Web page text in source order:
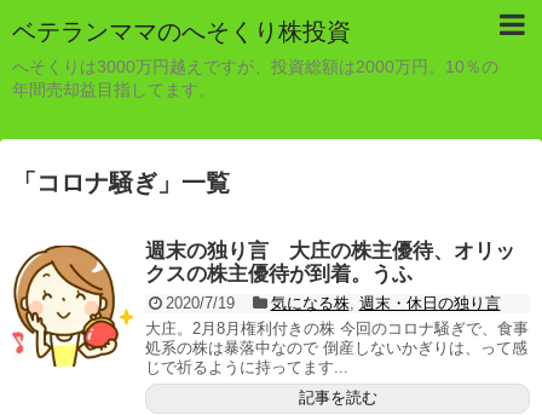
ベテランママのへそくり株投資
へそくりは3000万円越えですが、投資総額は2000万円。10％の
年間売却益目指してます。
「 コロナ騒ぎ 」 一覧
週末の独り言 大庄の株主優待、オリッ
クスの株主優待が到着。うふ
2020/7/19 気になる株, 週末・休日の独り言
大庄。2月8月権利付きの株 今回のコロナ騒ぎで、食事
処系の株は暴落中なので 倒産しないかぎりは、って感
じで祈るように持ってます...
記事を読む